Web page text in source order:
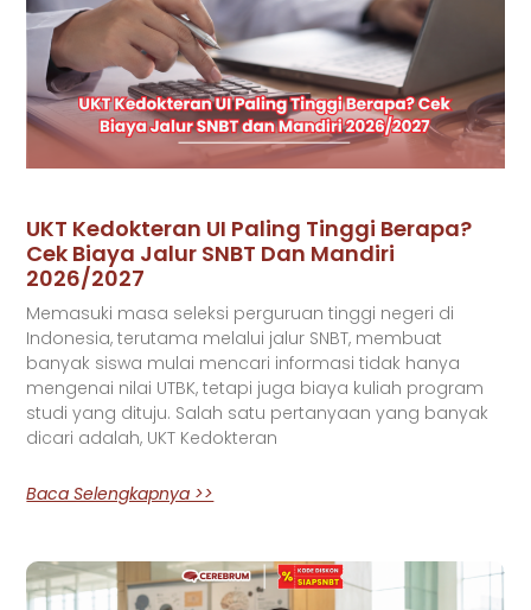
UKT Kedokteran UI Paling Tinggi Berapa?
Cek Biaya Jalur SNBT Dan Mandiri
2026/2027
Memasuki masa seleksi perguruan tinggi negeri di
Indonesia, terutama melalui jalur SNBT, membuat
banyak siswa mulai mencari informasi tidak hanya
mengenai nilai UTBK, tetapi juga biaya kuliah program
studi yang dituju. Salah satu pertanyaan yang banyak
dicari adalah, UKT Kedokteran
Baca Selengkapnya >>